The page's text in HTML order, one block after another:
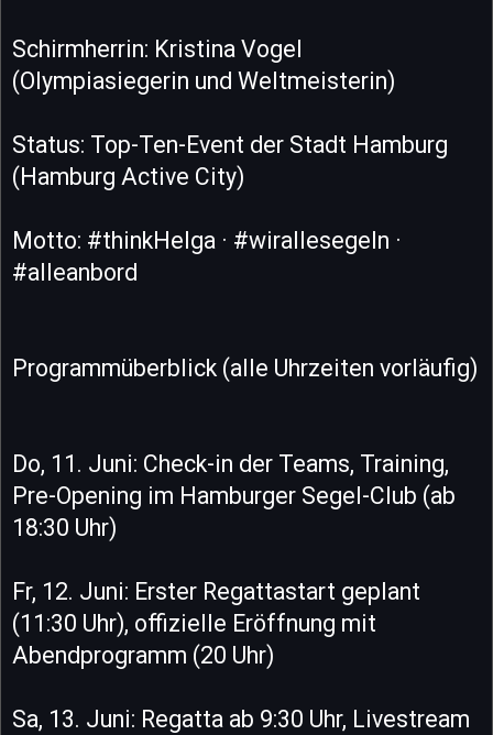
Schirmherrin: Kristina Vogel
(Olympiasiegerin und Weltmeisterin)
Status: Top-Ten-Event der Stadt Hamburg
(Hamburg Active City)
Motto: #thinkHelga · #wirallesegeln ·
#alleanbord
Programmüberblick (alle Uhrzeiten vorläufig)
Do, 11. Juni: Check-in der Teams, Training,
Pre-Opening im Hamburger Segel-Club (ab
18:30 Uhr)
Fr, 12. Juni: Erster Regattastart geplant
(11:30 Uhr), offizielle Eröffnung mit
Abendprogramm (20 Uhr)
Sa, 13. Juni: Regatta ab 9:30 Uhr, Livestream